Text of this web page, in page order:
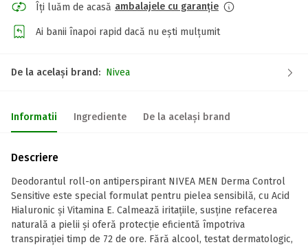
Îți luăm de acasă ambalajele cu garanție
Ai banii înapoi rapid dacă nu ești mulțumit
De la același brand: Nivea
Informatii Ingrediente De la același brand
Descriere
Deodorantul roll-on antiperspirant NIVEA MEN Derma Control
Sensitive este special formulat pentru pielea sensibilă, cu Acid
Hialuronic și Vitamina E. Calmează iritațiile, susține refacerea
naturală a pielii și oferă protecție eficientă împotriva
transpirației timp de 72 de ore. Fără alcool, testat dermatologic,